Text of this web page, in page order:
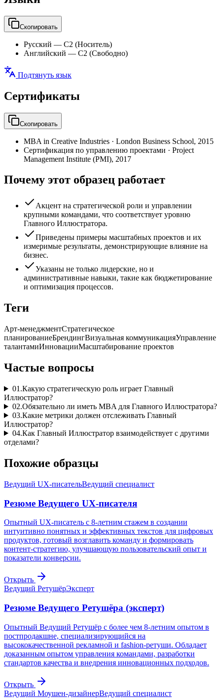
Скопировать
Русский — C2 (Носитель)
Английский — C2 (Свободно)
Подтянуть язык
Сертификаты
Скопировать
MBA in Creative Industries · London Business School, 2015
Сертификация по управлению проектами · Project
Management Institute (PMI), 2017
Почему этот образец работает
Акцент на стратегической роли и управлении
крупными командами, что соответствует уровню
Главного Иллюстратора.
Приведены примеры масштабных проектов и их
измеримые результаты, демонстрирующие влияние на
бизнес.
Указаны не только лидерские, но и
административные навыки, такие как бюджетирование
и оптимизация процессов.
Теги
Арт-менеджментСтратегическое
планированиеБрендингВизуальная коммуникацияУправление
талантамиИнновацииМасштабирование проектов
Частые вопросы
01 .Какую стратегическую роль играет Главный
Иллюстратор?
02.Обязательно ли иметь MBA для Главного Иллюстратора?
03.Какие метрики должен отслеживать Главный
Иллюстратор?
04.Как Главный Иллюстратор взаимодействует с другими
отделами?
Похожие образцы
Ведущий UX-писательВедущий специалист
Резюме Ведущего UX-писателя
Опытный UX-писатель с 8-летним стажем в создании
интуитивно понятных и эффективных текстов для цифровых
продуктов, готовый возглавить команду и формировать
контент-стратегию, улучшающую пользовательский опыт и
показатели конверсии.
Открыть
Ведущий РетушёрЭксперт
Резюме Ведущего Ретушёра (эксперт)
Опытный Ведущий Ретушёр с более чем 8-летним опытом в
постпродакшне, специализирующийся на
высококачественной рекламной и fashion-ретуши. Обладает
доказанным опытом управления командами, разработки
стандартов качества и внедрения инновационных подходов.
Открыть
Ведущий Моушен-дизайнерВедущий специалист